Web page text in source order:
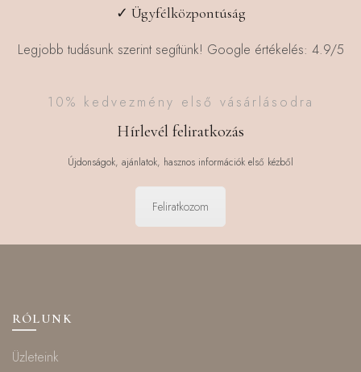
✓ Ügyfélközpontúság
Legjobb tudásunk szerint segítünk! Google értékelés: 4.9/5
10% kedvezmény első vásárlásodra
Hírlevél feliratkozás
Újdonságok, ajánlatok, hasznos információk első kézből
Feliratkozom
RÓLUNK
Üzleteink